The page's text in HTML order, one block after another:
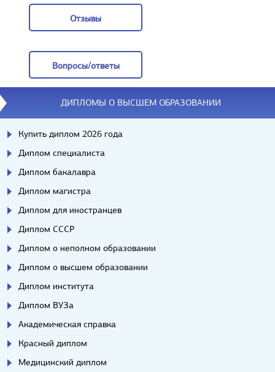
Отзывы
Вопросы/ответы
Вопросы/ответы
ДИПЛОМЫ О ВЫСШЕМ ОБРАЗОВАНИИ
Купить диплом 2026 года
Диплом специалиста
Диплом бакалавра
Диплом магистра
Диплом для иностранцев
Диплом СССР
Диплом о неполном образовании
Диплом о высшем образовании
Диплом института
Диплом ВУЗа
Академическая справка
Красный диплом
Медицинский диплом